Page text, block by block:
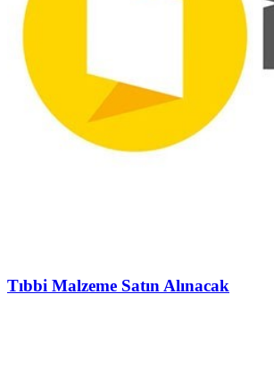
Tıbbi Malzeme Satın Alınacak